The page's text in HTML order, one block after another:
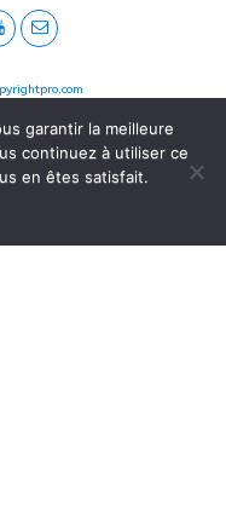
garantir la meilleure
continuez à utiliser ce
en êtes satisfait.